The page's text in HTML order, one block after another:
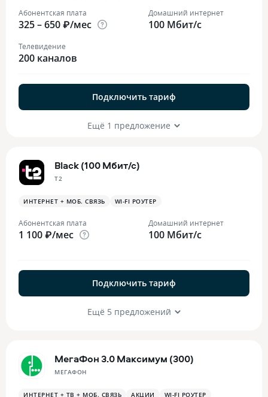
Абонентская плата
325 – 650 ₽/мес
Домашний интернет
100 Мбит/с
Телевидение
200 каналов
Подключить тариф
Ещё 1 предложение
Black (100 Мбит/с)
T2
ИНТЕРНЕТ + МОБ. СВЯЗЬ WI-FI РОУТЕР
Абонентская плата
1 100 ₽/мес
Домашний интернет
100 Мбит/с
Подключить тариф
Ещё 5 предложений
МегаФон 3.0 Максимум (300)
МЕГАФОН
ИНТЕРНЕТ + ТВ + МОБ. СВЯЗЬ АКЦИИ WI-FI РОУТЕР